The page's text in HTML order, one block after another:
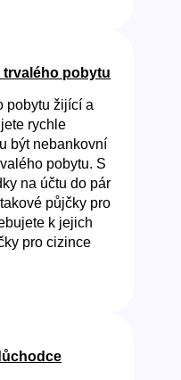
trvalého pobytu
pobytu žijící a
rychle
být nebankovní
pobytu. S
na účtu do pár
půjčky pro
k jejich
pro cizince